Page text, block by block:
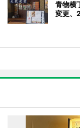
青物横
変更、